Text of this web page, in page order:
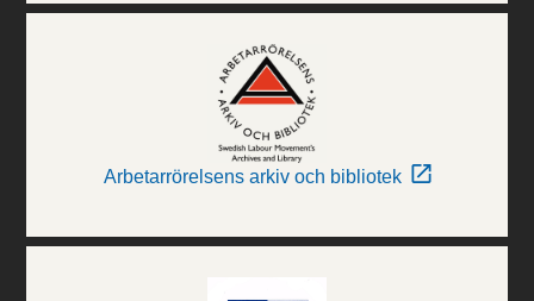
Arbetarrörelsens arkiv och bibliotek